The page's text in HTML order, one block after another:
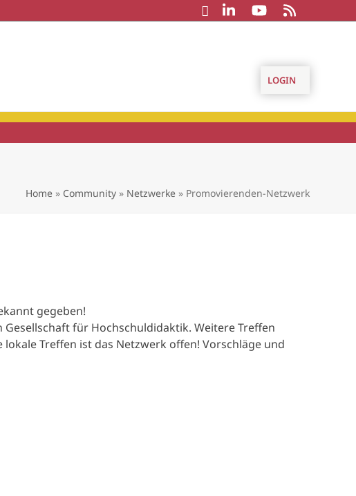
LOGIN
Home» Community» Netzwerke» Promovierenden-Netzwerk
gegeben!
für Hochschuldidaktik. Weitere Treffen
Treffen ist das Netzwerk offen! Vorschläge und